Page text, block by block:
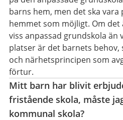
barns hem, men det ska vara
hemmet som möjligt. Om
viss anpassad grundskola än
platser är det barnets behov,
och närhetsprincipen som
förtur.
Mitt barn har blivit
fristående skola, måste
kommunal skola?